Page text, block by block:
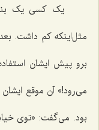
یک کسی یک
مثل‌اینکه کم داشت.
برو پیش ایشان
می‌رود!» آن موقع
بود. می‌گفت: «توی